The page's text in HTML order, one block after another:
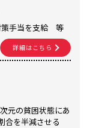
策手当を支給 等
詳細はこちら
元の貧困状態にあ
合を半減させる